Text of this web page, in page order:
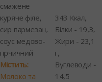
смажене
куряче філе,
сир пармезан,
соус медово-
гірчичний
Містить:
Молоко та
343 Ккал,
Білки - 19,3,
Жири - 23,1
г,
Вуглеводи -
14,5